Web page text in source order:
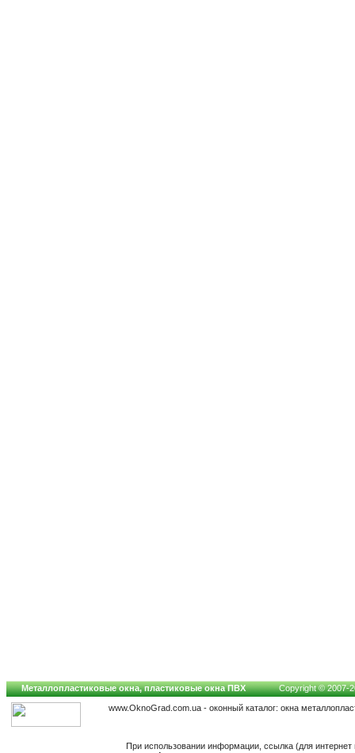
Металлопластиковые окна, пластиковые окна ПВХ Copyright © 2007-
www.OknoGrad.com.ua - оконный каталог: окна
При использовании информации, ссылка (для